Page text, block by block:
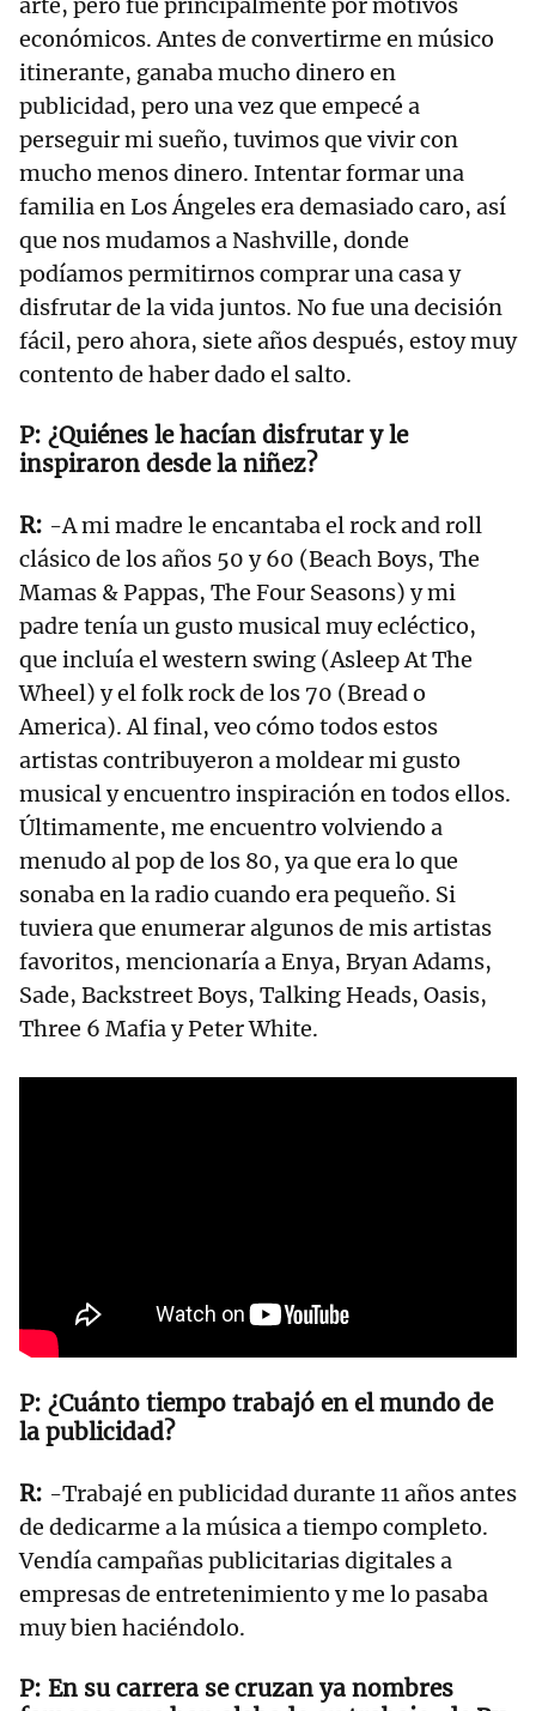
económicos. Antes de convertirme en músico
itinerante, ganaba mucho dinero en
publicidad, pero una vez que empecé a
perseguir mi sueño, tuvimos que vivir con
mucho menos dinero. Intentar formar una
familia en Los Ángeles era demasiado caro, así
que nos mudamos a Nashville, donde
podíamos permitirnos comprar una casa y
disfrutar de la vida juntos. No fue una decisión
fácil, pero ahora, siete años después, estoy muy
contento de haber dado el salto.
¿Quiénes le hacían disfrutar y le
inspiraron desde la niñez?
-A mi madre le encantaba el rock and roll
clásico de los años 50 y 60 (Beach Boys, The
Mamas & Pappas, The Four Seasons) y mi
padre tenía un gusto musical muy ecléctico,
que incluía el western swing (Asleep At The
Wheel) y el folk rock de los 70 (Bread o
America). Al final, veo cómo todos estos
artistas contribuyeron a moldear mi gusto
musical y encuentro inspiración en todos ellos.
Últimamente, me encuentro volviendo a
menudo al pop de los 80, ya que era lo que
sonaba en la radio cuando era pequeño. Si
tuviera que enumerar algunos de mis artistas
favoritos, mencionaría a Enya, Bryan Adams,
Sade, Backstreet Boys, Talking Heads, Oasis,
Three 6 Mafia y Peter White.
¿Cuánto tiempo trabajó en el mundo de
la publicidad?
-Trabajé en publicidad durante 11 años antes
de dedicarme a la música a tiempo completo.
Vendía campañas publicitarias digitales a
empresas de entretenimiento y me lo pasaba
muy bien haciéndolo.
En su carrera se cruzan ya nombres